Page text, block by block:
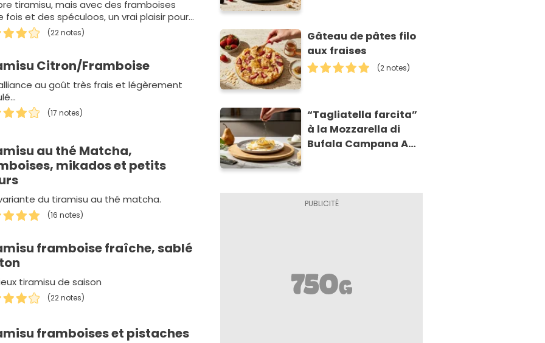
tiramisu, mais avec des framboises
fois et des spéculoos, un vrai plaisir pour
et les papilles!…
(22 notes)
Citron/Framboise
au goût très frais et légèrement
(17 notes)
au thé Matcha,
mikados et petits
du tiramisu au thé matcha.
(16 notes)
framboise fraîche, sablé
tiramisu de saison
(22 notes)
framboises et pistaches
Gâteau de pâtes filo
aux fraises
(2 notes)
“Tagliatella farcita”
à la Mozzarella di
Bufala Campana AOP
croustillants de